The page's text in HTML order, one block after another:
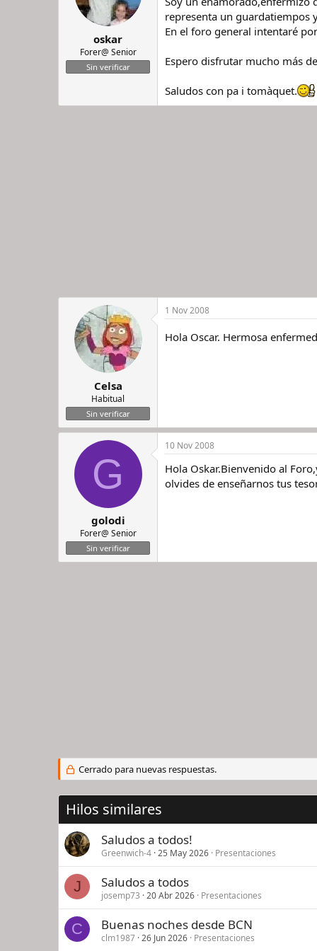
h
i
n
i
c
i
o
oskar
Forer@ Senior
Sin verificar
representa un guardatiempos
En el foro general intentaré
Espero disfrutar mucho más
Saludos con pa i tomàquet.
Celsa
Habitual
Sin verificar
1 Nov 2008
Hola Oscar. Hermosa
G
golodi
Forer@ Senior
Sin verificar
10 Nov 2008
Hola Oskar.Bienvenido al
olvides de enseñarnos tus
Cerrado para nuevas respuestas.
Hilos similares
Saludos a todos!
Greenwich-4 25 May 2026 Presentaciones
J Saludos a todos
josemp73 20 Abr 2026 Presentaciones
C Buenas noches desde BCN
clm1987 26 Jun 2026 Presentaciones